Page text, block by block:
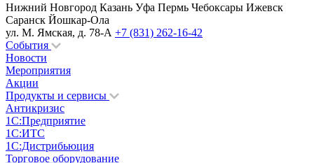
Нижний Новгород Казань Уфа Пермь Чебоксары Ижевск
Саранск Йошкар-Ола
ул. М. Ямская, д. 78-А +7 (831) 262-16-42
События
Новости
Мероприятия
Акции
Продукты и сервисы
Антикризис
1С:Предприятие
1С:ИТС
1С:Дистрибьюция
Торговое оборудование